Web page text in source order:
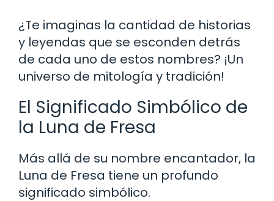
¿Te imaginas la cantidad de historias
y leyendas que se esconden detrás
de cada uno de estos nombres? ¡Un
universo de mitología y tradición!
El Significado Simbólico de
la Luna de Fresa
Más allá de su nombre encantador, la
Luna de Fresa tiene un profundo
significado simbólico.